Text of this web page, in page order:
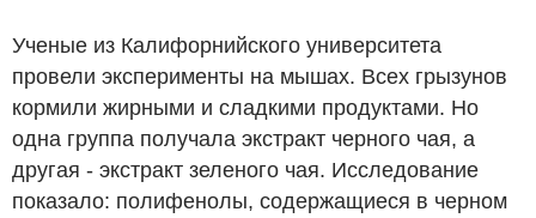
Ученые из Калифорнийского университета
провели эксперименты на мышах. Всех грызунов
кормили жирными и сладкими продуктами. Но
одна группа получала экстракт черного чая, а
другая - экстракт зеленого чая. Исследование
показало: полифенолы, содержащиеся в черном